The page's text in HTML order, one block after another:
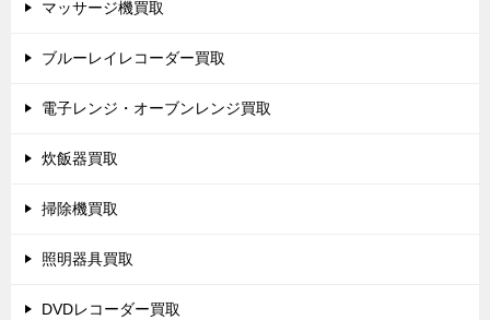
マッサージ機買取
ブルーレイレコーダー買取
電子レンジ・オーブンレンジ買取
炊飯器買取
掃除機買取
照明器具買取
DVDレコーダー買取